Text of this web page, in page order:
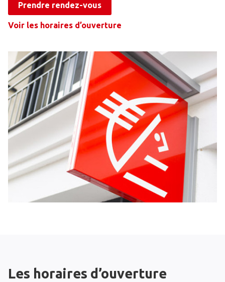
Prendre rendez-vous
Voir les horaires d’ouverture
Les horaires d’ouverture